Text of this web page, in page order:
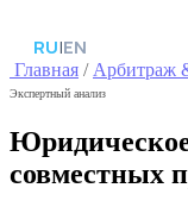
RU|EN
Главная /Арбитраж
Экспертный анализ
совместных